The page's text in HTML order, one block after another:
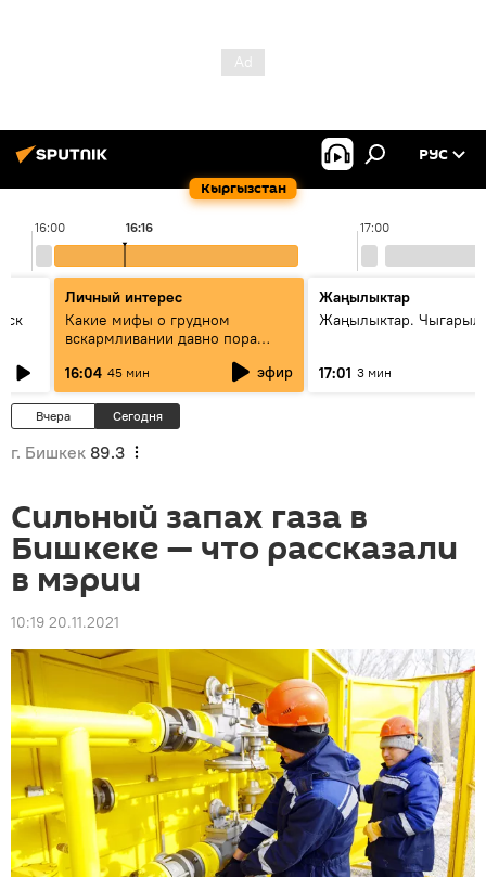
Кыргызстан
РУС
16:00 17:00
16:16
Личный интерес
Какие мифы о грудном
вскармливании давно пора
оставить в прошлом - совета
врача
16:04 45 мин эфир
Жаңылыктар
Жаңылыктар.
17:01 3 мин
Вчера Сегодня
г. Бишкек 89.3
Сильный запах газа в
Бишкеке — что рассказали
в мэрии
10:19 20.11.2021